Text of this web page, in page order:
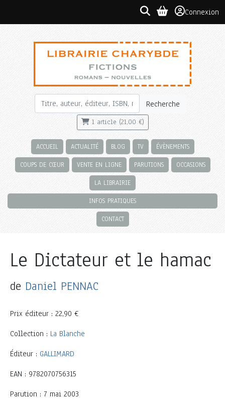
Connexion
Recherche
1 article (21,00 €)
ACCUEIL ACTUALITÉ BLOG TV ÉVÈNEMENTS
COUPS DE CŒUR VENTE EN LIGNE PARUTIONS OCCASIONS
LA LIBRAIRIE
INFOS PRATIQUES
CONTACT
Le Dictateur et le hamac
de Daniel PENNAC
Prix éditeur : 22,90 €
Collection : La Blanche
Éditeur : GALLIMARD
EAN : 9782070756315
Parution : 7 mai 2003